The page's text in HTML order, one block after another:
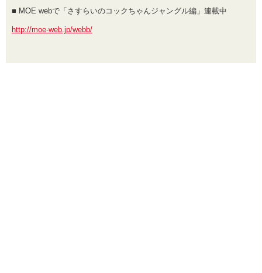
■ MOE webで「さすらいのコックちゃんジャングル編」連載中
http://moe-web.jp/webb/